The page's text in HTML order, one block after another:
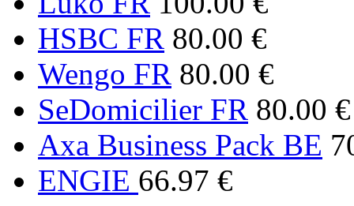
HSBC FR 80.00 €
Wengo FR 80.00 €
SeDomicilier FR 80.00 €
Axa Business Pack BE
ENGIE 66.97 €